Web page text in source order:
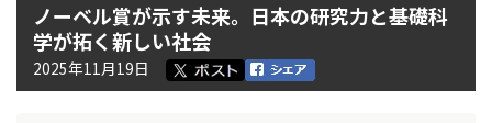
ノーベル賞が示す未来。日本の研究力と基礎科
学が拓く新しい社会
2025年11月19日